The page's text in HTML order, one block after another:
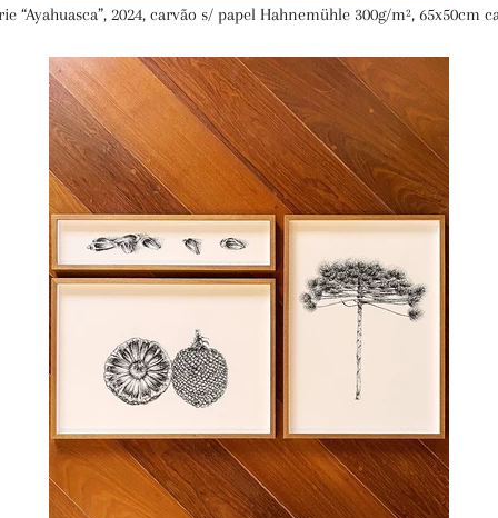
“Ayahuasca”, 2024, carvão s/ papel Hahnemühle 300g/m², 65x50cm